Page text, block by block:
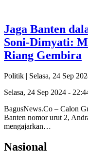
Jaga Banten
Soni-Dimyati:
Riang Gembira
Politik | Selasa, 24 Sep
Selasa, 24 Sep 2024 -
BagusNews.Co – Calon
Banten nomor urut 2,
mengajarkan…
Nasional